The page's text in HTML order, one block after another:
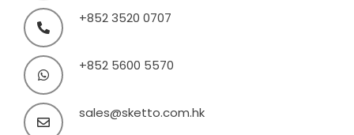
+852 3520 0707
+852 5600 5570
sales@sketto.com.hk